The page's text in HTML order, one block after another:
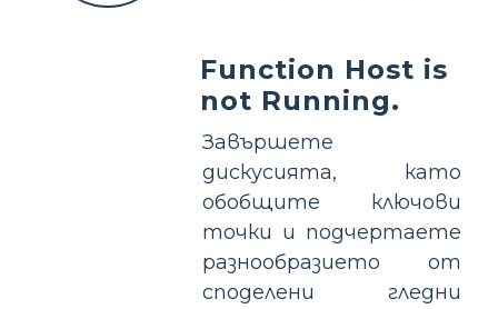
Function Host is
not Running.
Завършете
дискусията, като
обобщите ключови
точки и подчертаете
разнообразието от
споделени гледни